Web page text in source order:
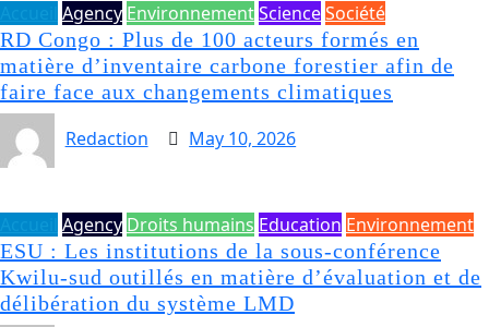
Agency EnvironnementScienceSociété
RD Congo : Plus de 100 acteurs formés en
matière d’inventaire carbone forestier afin de
faire face aux changements climatiques
Redaction
May 10, 2026
Agency Droits humains Education Environnement
ESU : Les institutions de la sous-conférence
Kwilu-sud outillés en matière d’évaluation et de
délibération du système LMD